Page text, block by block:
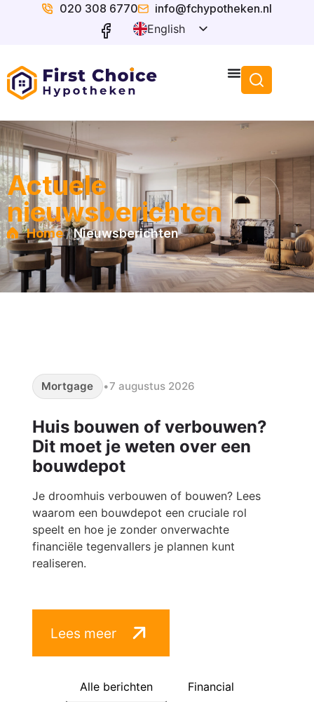
020 308 6770
info@fchypotheken.nl
English
Actuele
nieuwsberichten
Home/Nieuwsberichten
Mortgage •7 augustus 2026
Huis bouwen of verbouwen?
Dit moet je weten over een
bouwdepot
Je droomhuis verbouwen of bouwen? Lees
waarom een bouwdepot een cruciale rol
speelt en hoe je zonder onverwachte
financiële tegenvallers je plannen kunt
realiseren.
Lees meer
Alle berichten Financial